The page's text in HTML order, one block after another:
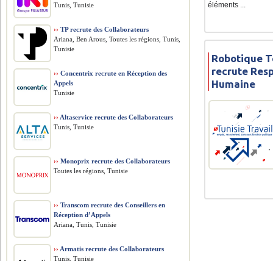
éléments ...
Robotique
recrute
Humaine
Tunis, Tunisie
›› TP recrute des Collaborateurs
Ariana, Ben Arous, Toutes les régions, Tunis,
Tunisie
›› Concentrix recrute en Réception des
Appels
Tunisie
›› Altaservice recrute des Collaborateurs
Tunis, Tunisie
›› Monoprix recrute des Collaborateurs
Toutes les régions, Tunisie
›› Transcom recrute des Conseillers en
Réception d’Appels
Ariana, Tunis, Tunisie
›› Armatis recrute des Collaborateurs
Tunis, Tunisie